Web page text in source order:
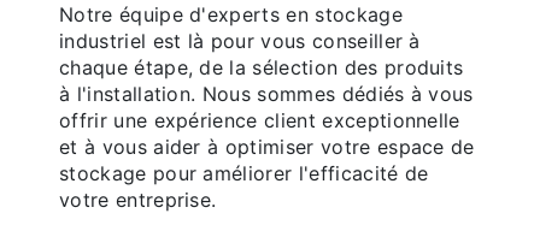
Notre équipe d'experts en stockage
industriel est là pour vous conseiller à
chaque étape, de la sélection des produits
à l'installation. Nous sommes dédiés à vous
offrir une expérience client exceptionnelle
et à vous aider à optimiser votre espace de
stockage pour améliorer l'efficacité de
votre entreprise.